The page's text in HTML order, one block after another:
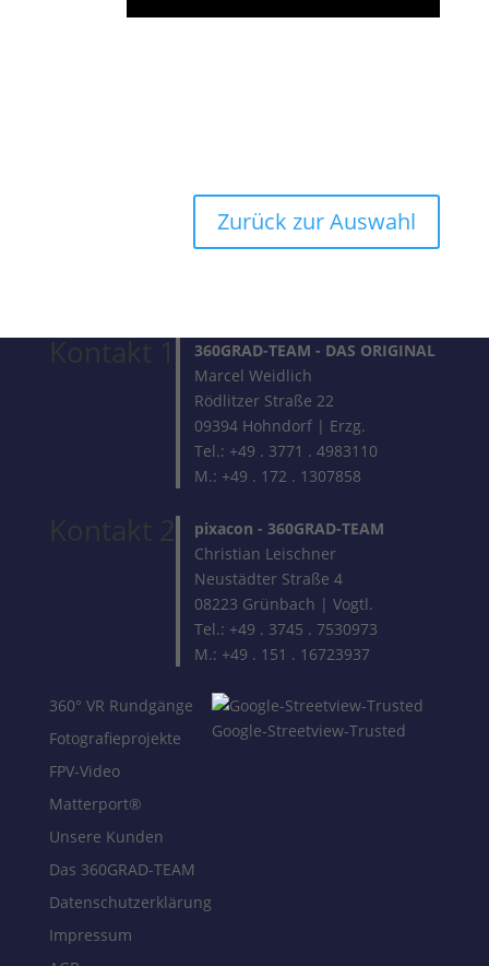
Zurück zur Auswahl
Kontakt 1 360GRAD-TEAM - DAS ORIGINAL
Marcel Weidlich
Rödlitzer Straße 22
09394 Hohndorf | Erzg.
Tel.: +49 . 3771 . 4983110
M.: +49 . 172 . 1307858
Kontakt 2 pixacon - 360GRAD-TEAM
Christian Leischner
Neustädter Straße 4
08223 Grünbach | Vogtl.
Tel.: +49 . 3745 . 7530973
M.: +49 . 151 . 16723937
360° VR Rundgänge
Fotografieprojekte
FPV-Video
Matterport®
Unsere Kunden
Das 360GRAD-TEAM
Datenschutzerklärung
Impressum
Google-Streetview-Trusted